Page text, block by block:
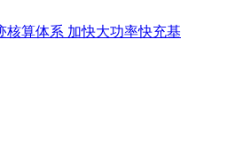
核算体系 加快大功率快充基